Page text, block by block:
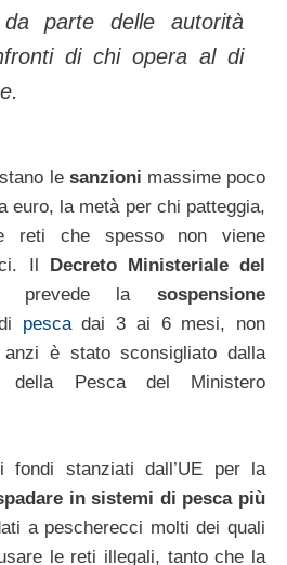
parte delle autorità
di chi opera al di
le sanzioni massime poco
euro, la metà per chi patteggia,
reti che spesso non viene
Il
Decreto Ministeriale del
prevede la sospensione
pescadai 3 ai 6 mesi, non
è stato sconsigliato dalla
della Pesca del Ministero
stanziati dall’UE per la
in sistemi di pesca più
a pescherecci molti dei quali
le reti illegali, tanto che la